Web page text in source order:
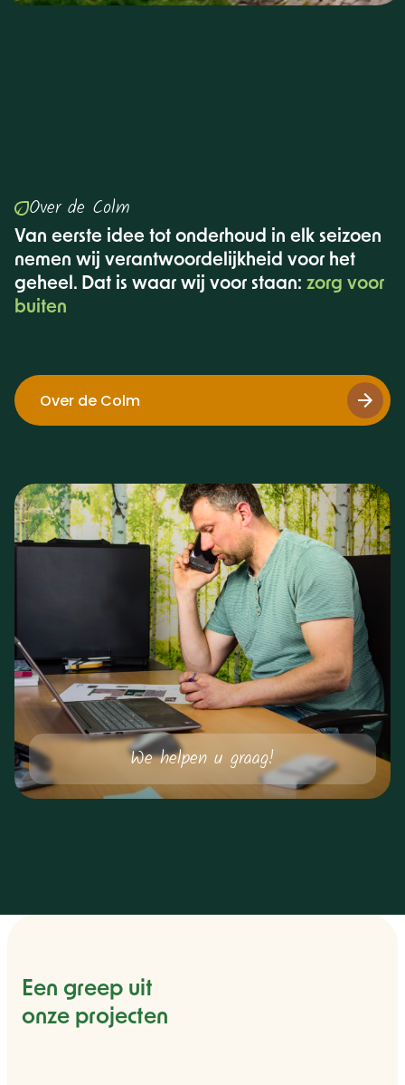
Over de Colm
Van eerste idee tot onderhoud in elk seizoen
nemen wij verantwoordelijkheid voor het
geheel. Dat is waar wij voor staan: zorg voor
buiten
Over de Colm
We helpen u graag!
Een greep uit
onze projecten